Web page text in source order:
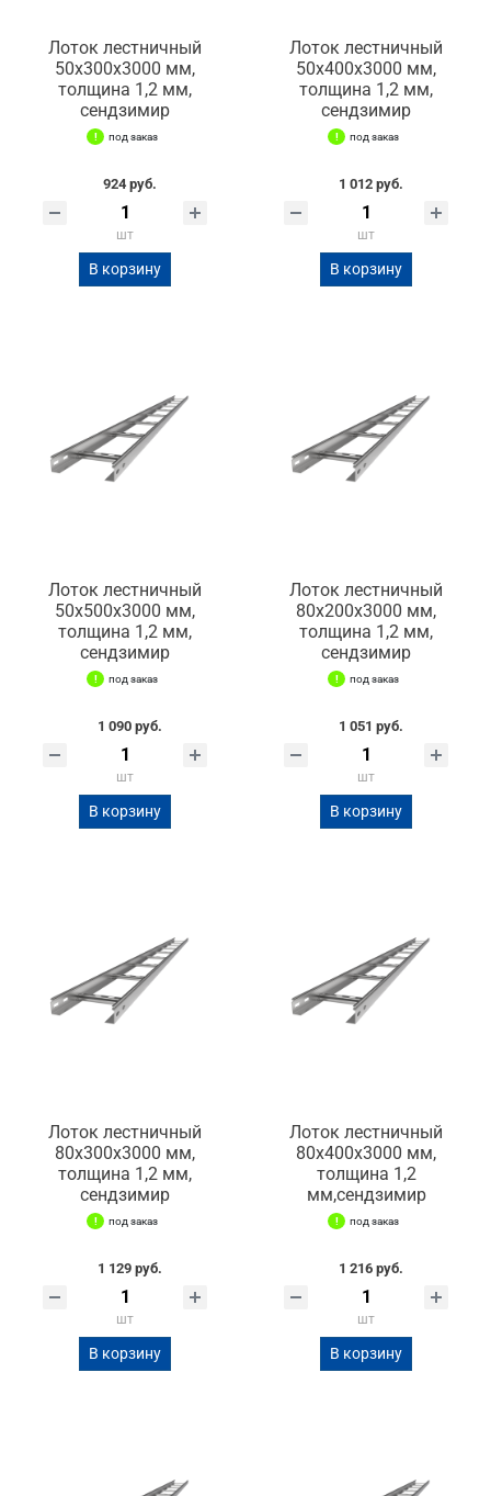
Лоток лестничный
50х300х3000 мм,
толщина 1,2 мм,
сендзимир
под заказ
924 руб.
шт
В корзину
Лоток лестничный
50х400х3000 мм,
толщина 1,2 мм,
сендзимир
под заказ
1 012 руб.
шт
В корзину
Лоток лестничный
50х500х3000 мм,
толщина 1,2 мм,
сендзимир
под заказ
1 090 руб.
шт
В корзину
Лоток лестничный
80х200х3000 мм,
толщина 1,2 мм,
сендзимир
под заказ
1 051 руб.
шт
В корзину
Лоток лестничный
80х300х3000 мм,
толщина 1,2 мм,
сендзимир
под заказ
1 129 руб.
шт
В корзину
Лоток лестничный
80х400х3000 мм,
толщина 1,2
мм,сендзимир
под заказ
1 216 руб.
шт
В корзину